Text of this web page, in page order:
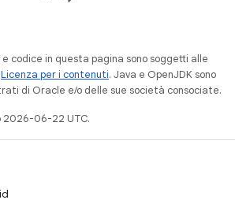
codice in questa pagina sono soggetti alle
Licenza per i contenuti. Java e OpenJDK sono
di Oracle e/o delle sue società consociate.
2026-06-22 UTC.